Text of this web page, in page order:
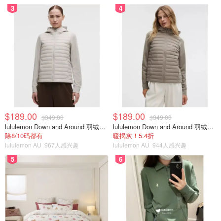
3
$189.00 $349.00
lululemon Down and Around 羽绒夹克
除8/10码都有
lululemon AU 967人感兴趣
4
$189.00 $349.00
lululemon Down and Around 羽绒夹克
暖揭灰！5.4折
lululemon AU 944人感兴趣
5 6